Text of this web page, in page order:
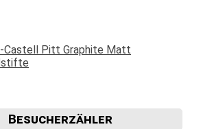
Castell Pitt Graphite Matt
Besucherzähler